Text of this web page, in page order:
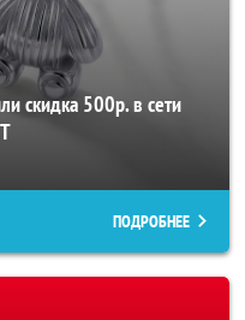
скидка 500р. в сети
ПОДРОБНЕЕ